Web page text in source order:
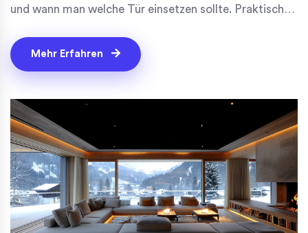
und wann man welche Tür einsetzen sollte. Praktische
und bieten nützliche Informationen für Hausbesitzer
und Bauherren.
Mehr Erfahren